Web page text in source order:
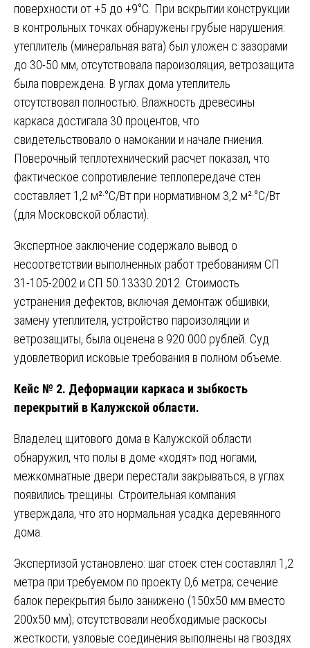
поверхности от +5 до +9°C. При вскрытии конструкции
в контрольных точках обнаружены грубые нарушения:
утеплитель (минеральная вата) был уложен с зазорами
до 30-50 мм, отсутствовала пароизоляция, ветрозащита
была повреждена. В углах дома утеплитель
отсутствовал полностью. Влажность древесины
каркаса достигала 30 процентов, что
свидетельствовало о намокании и начале гниения.
Поверочный теплотехнический расчет показал, что
фактическое сопротивление теплопередаче стен
составляет 1,2 м²·°С/Вт при нормативном 3,2 м²·°С/Вт
(для Московской области).
Экспертное заключение содержало вывод о
несоответствии выполненных работ требованиям СП
31-105-2002 и СП 50.13330.2012. Стоимость
устранения дефектов, включая демонтаж обшивки,
замену утеплителя, устройство пароизоляции и
ветрозащиты, была оценена в 920 000 рублей. Суд
удовлетворил исковые требования в полном объеме.
Кейс № 2. Деформации каркаса и зыбкость
перекрытий в Калужской области.
Владелец щитового дома в Калужской области
обнаружил, что полы в доме «ходят» под ногами,
межкомнатные двери перестали закрываться, в углах
появились трещины. Строительная компания
утверждала, что это нормальная усадка деревянного
дома.
Экспертизой установлено: шаг стоек стен составлял 1,2
метра при требуемом по проекту 0,6 метра; сечение
балок перекрытия было занижено (150х50 мм вместо
200х50 мм); отсутствовали необходимые раскосы
жесткости; узловые соединения выполнены на гвоздях